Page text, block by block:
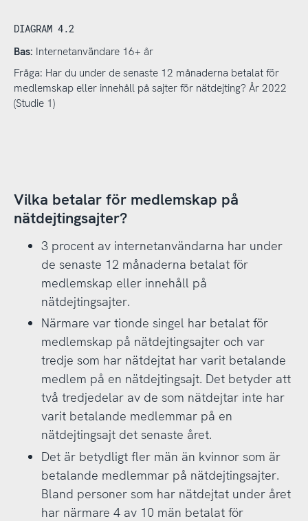
DIAGRAM 4.2
Bas: Internetanvändare 16+ år
Fråga: Har du under de senaste 12 månaderna betalat för
medlemskap eller innehåll på sajter för nätdejting? År 2022
(Studie 1)
Vilka betalar för medlemskap på
nätdejtingsajter?
3 procent av internetanvändarna har under
de senaste 12 månaderna betalat för
medlemskap eller innehåll på
nätdejtingsajter.
Närmare var tionde singel har betalat för
medlemskap på nätdejtingsajter och var
tredje som har nätdejtat har varit betalande
medlem på en nätdejtingsajt. Det betyder att
två tredjedelar av de som nätdejtar inte har
varit betalande medlemmar på en
nätdejtingsajt det senaste året.
Det är betydligt fler män än kvinnor som är
betalande medlemmar på nätdejtingsajter.
Bland personer som har nätdejtat under året
har närmare 4 av 10 män betalat för